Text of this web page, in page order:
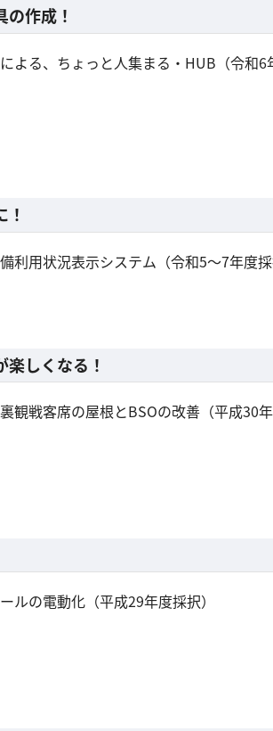
の作成！
よる、ちょっと人集まる・HUB（令和6
利用状況表示システム（令和5～7年度採
楽しくなる！
観戦客席の屋根とBSOの改善（平成30年
ルの電動化（平成29年度採択）